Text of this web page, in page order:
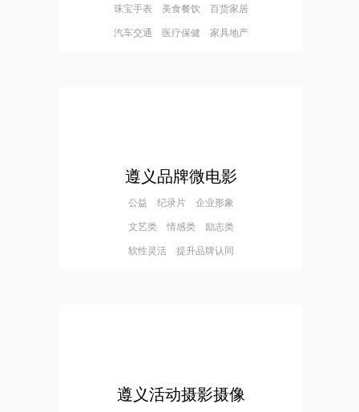
珠宝手表 美食餐饮 百货家居
汽车交通 医疗保健 家具地产
遵义品牌微电影
公益 纪录片 企业形象
文艺类 情感类 励志类
软性灵活 提升品牌认同
遵义活动摄影摄像